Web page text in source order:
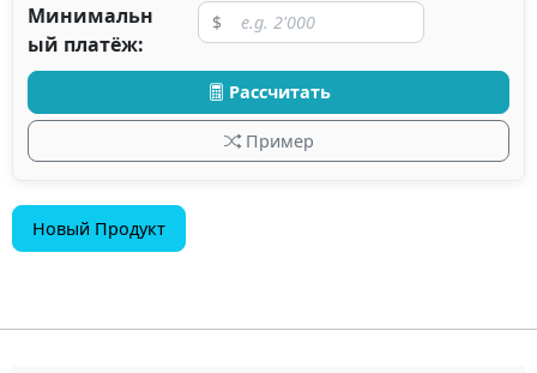
Минимальн
ый платёж:
Рассчитать
Пример
Новый Продукт